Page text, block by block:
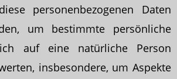
personenbezogenen Daten
um bestimmte persönliche
auf eine natürliche Person
insbesondere, um Aspekte